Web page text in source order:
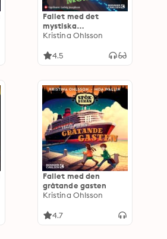
Fallet med det
mystiska
godismonstret
Kristina Ohlsson
4.5
Fallet med den
gråtande gasten
Kristina Ohlsson
4.7